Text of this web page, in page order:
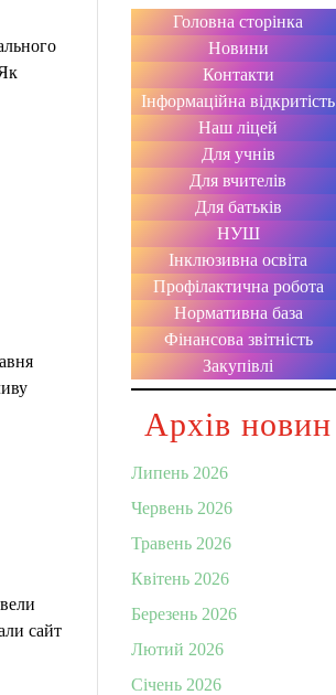
сайт
Головна сторінка
Новини
Контакти
Інформаційна відкритість
Наш ліцей
Для учнів
Для вчителів
Для батьків
НУШ
Інклюзивна освіта
Профілактична робота
Нормативна база
Фінансова звітність
Закупівлі
Архів новин
Липень 2026
Червень 2026
Травень 2026
Квітень 2026
Березень 2026
Лютий 2026
Січень 2026